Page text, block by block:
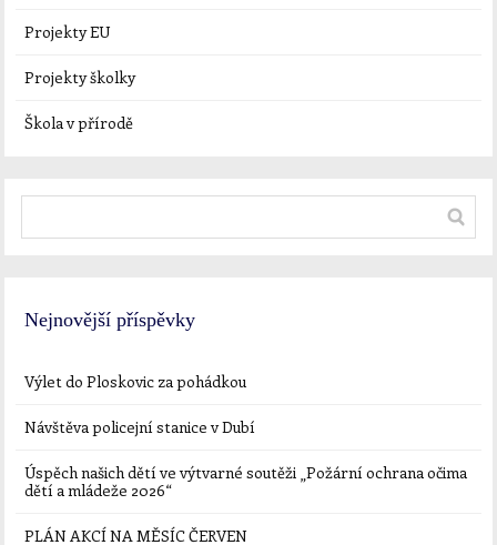
Projekty EU
Projekty školky
Škola v přírodě
Nejnovější příspěvky
Výlet do Ploskovic za pohádkou
Návštěva policejní stanice v Dubí
Úspěch našich dětí ve výtvarné soutěži „Požární ochrana očima
dětí a mládeže 2026“
PLÁN AKCÍ NA MĚSÍC ČERVEN